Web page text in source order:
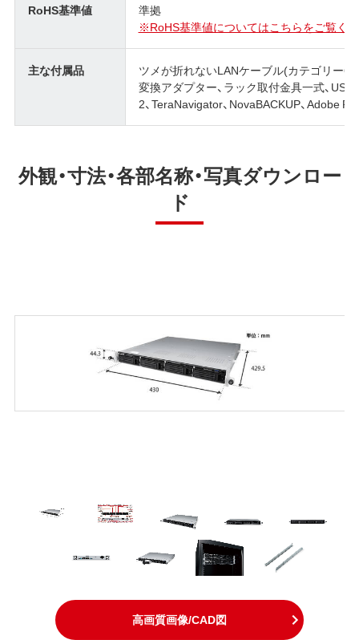
RoHS基準値
準拠
※RoHS基準値についてはこちらをご覧く
主な付属品
ツメが折れないLANケーブル(カテゴリー6、
変換アダプター、ラック取付金具一式、
2、TeraNavigator、NovaBACKUP、Adobe
外観・寸法・各部名称・写真ダウンロー
ド
高画質画像/CAD図